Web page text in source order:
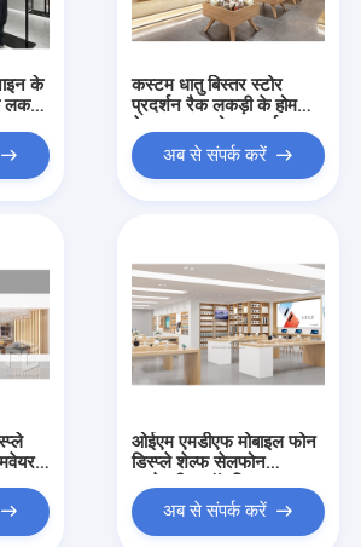
के
लकड़ी
कस्टम धातु बिस्तर स्टोर
प्रदर्शन रैक लकड़ी के होम
कैबिनेटअब से संपर्क करें
ओईएम एमडीएफ मोबाइल फोन
डिस्प्ले शेल्फ सेलफोन
एक्सेसरीज शॉप डिजाइन
अब से संपर्क करें